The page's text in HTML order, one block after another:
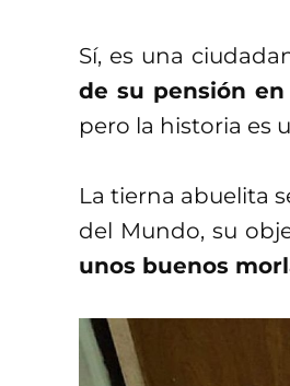
Sí, es una
de su pensión
pero la historia es
La tierna abuelita
del Mundo, su
unos buenos